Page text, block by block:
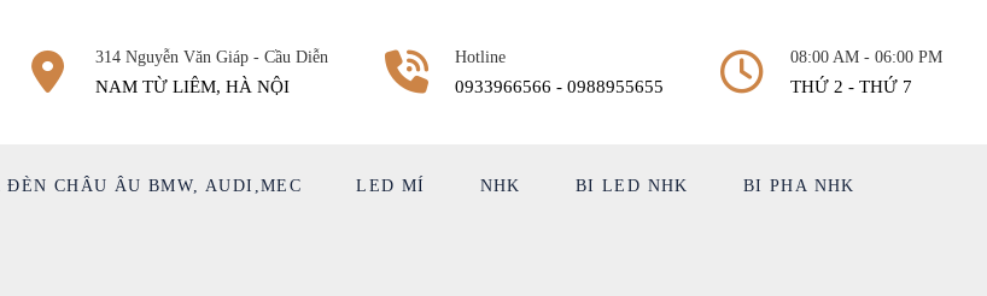
314 Nguyễn Văn Giáp - Cầu Diễn
NAM TỪ LIÊM, HÀ NỘI
Hotline
0933966566 - 0988955655
08:00 AM - 06:00 PM
THỨ 2 - THỨ 7
ĐÈN CHÂU ÂU BMW, AUDI,MEC LED MÍ NHK BI LED NHK BI PHA NHK